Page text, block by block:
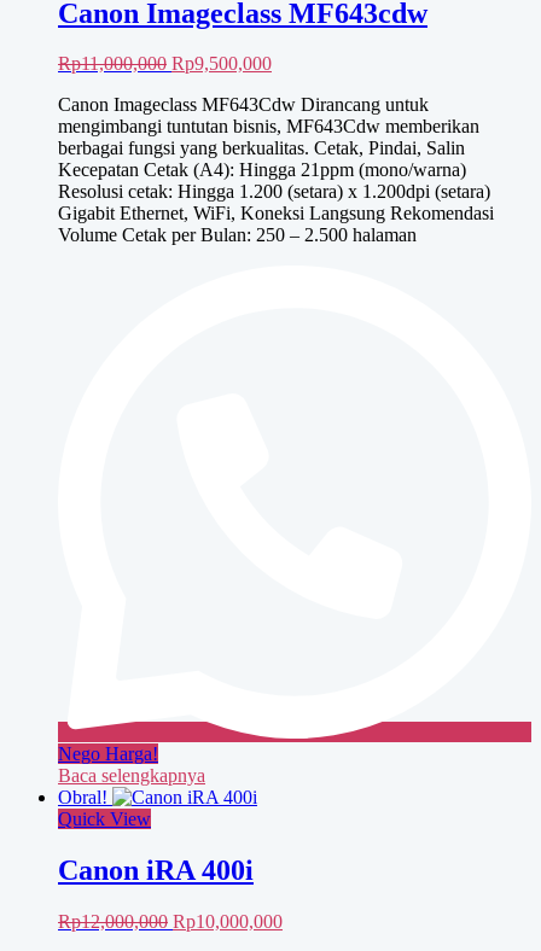
Canon Imageclass MF643cdw
Rp11,000,000 Harga
adalah:
Rp11,000,000.
Rp9,500,000Harga
ini
adalah:
Rp9,500,000.
Canon Imageclass MF643Cdw Dirancang untuk
mengimbangi tuntutan bisnis, MF643Cdw memberikan
berbagai fungsi yang berkualitas. Cetak, Pindai, Salin
Kecepatan Cetak (A4): Hingga 21ppm (mono/warna)
Resolusi cetak: Hingga 1.200 (setara) x 1.200dpi (setara)
Gigabit Ethernet, WiFi, Koneksi Langsung Rekomendasi
Volume Cetak per Bulan: 250 – 2.500 halaman
Nego Harga!
Baca selengkapnya
Obral!
Quick View
Canon iRA 400i
Rp12,000,000 Harga
Rp10,000,000Harga